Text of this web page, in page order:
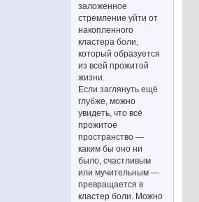
заложенное
стремление уйти от
накопленного
кластера боли,
который образуется
из всей прожитой
жизни.
Если заглянуть ещё
глубже, можно
увидеть, что всё
прожитое
пространство —
каким бы оно ни
было, счастливым
или мучительным —
превращается в
кластер боли. Можно